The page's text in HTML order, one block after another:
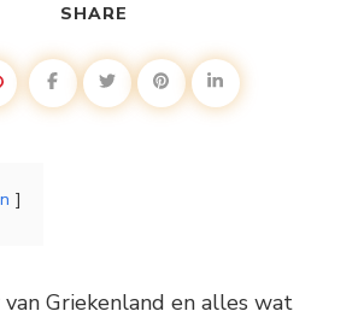
SHARE
Griekenland en alles wat